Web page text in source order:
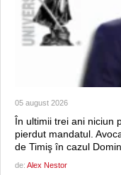
05 august 2026
În ultimii trei ani niciun
pierdut mandatul.
de Timiş în cazul
de: Alex Nestor